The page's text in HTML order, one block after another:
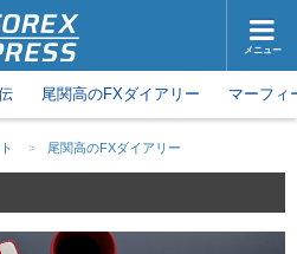
メニュー
ニュース
マーケット
動画
尾関高のFXダイアリー マーフィ
> 尾関高のFXダイアリー